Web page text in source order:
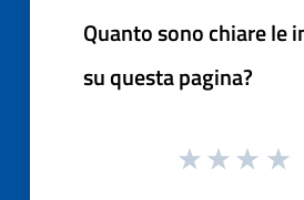
Quanto sono chiare le
su questa pagina?